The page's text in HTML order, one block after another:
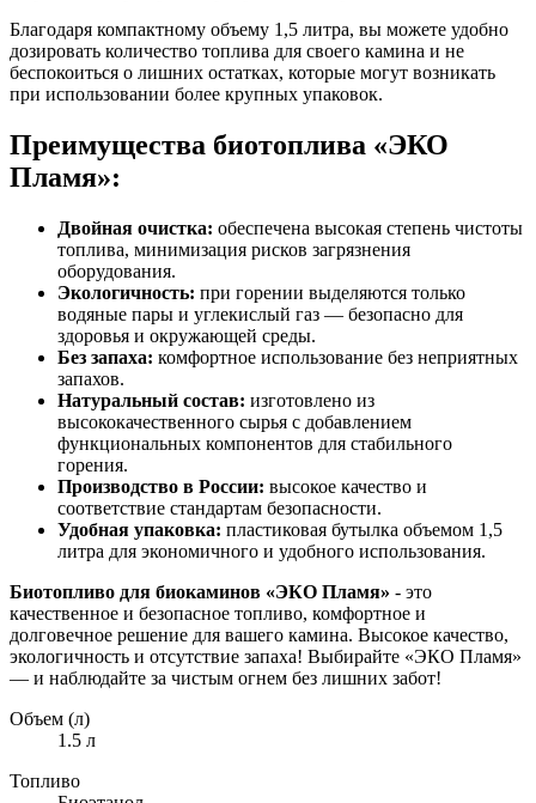
Благодаря компактному объему 1,5 литра, вы можете удобно
дозировать количество топлива для своего камина и не
беспокоиться о лишних остатках, которые могут возникать
при использовании более крупных упаковок.
Преимущества биотоплива «ЭКО
Пламя»:
Двойная очистка: обеспечена высокая степень чистоты
топлива, минимизация рисков загрязнения
оборудования.
Экологичность: при горении выделяются только
водяные пары и углекислый газ — безопасно для
здоровья и окружающей среды.
Без запаха: комфортное использование без неприятных
запахов.
Натуральный состав: изготовлено из
высококачественного сырья с добавлением
функциональных компонентов для стабильного
горения.
Производство в России: высокое качество и
соответствие стандартам безопасности.
Удобная упаковка: пластиковая бутылка объемом 1,5
литра для экономичного и удобного использования.
Биотопливо для биокаминов «ЭКО Пламя» - это
качественное и безопасное топливо, комфортное и
долговечное решение для вашего камина. Высокое качество,
экологичность и отсутствие запаха! Выбирайте «ЭКО Пламя»
— и наблюдайте за чистым огнем без лишних забот!
Объем (л)
1.5 л
Топливо